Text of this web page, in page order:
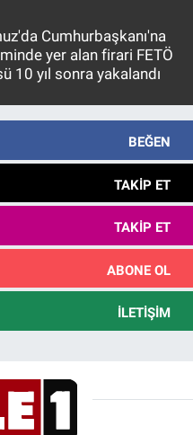
Cumhurbaşkanı'na
yer alan firari FETÖ
10 yıl sonra yakalandı
BEĞEN
TAKIP ET
TAKIP ET
ABONE OL
İLETIŞIM